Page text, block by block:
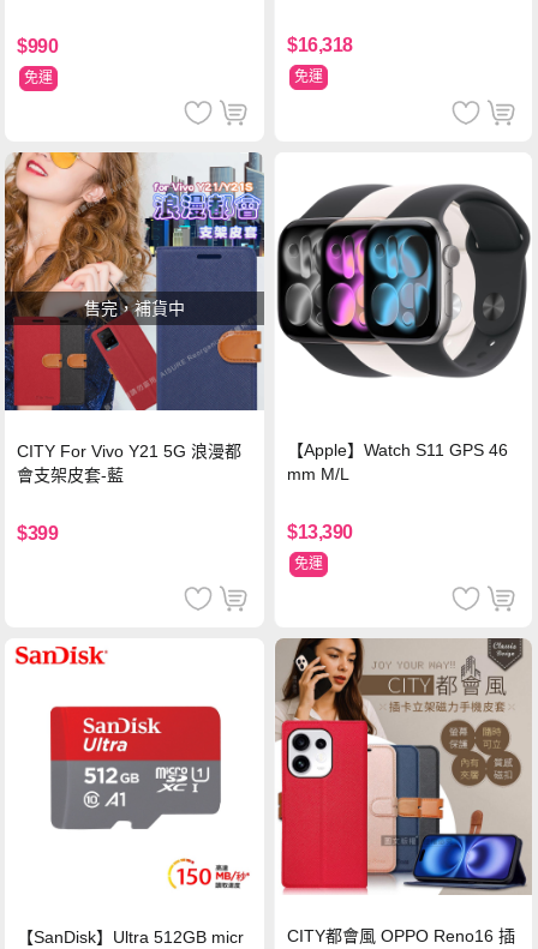
$990
免運
$16,318
免運
售完，補貨中
CITY For Vivo Y21 5G 浪漫都
會支架皮套-藍
$399
【Apple】Watch S11 GPS 46
mm M/L
$13,390
免運
【SanDisk】Ultra 512GB micr
CITY都會風 OPPO Reno16 插